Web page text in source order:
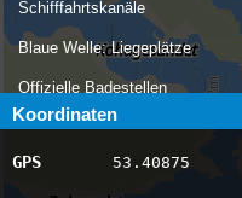
Schifffahrtskanäle
Blaue Welle: Liegeplätze
Offizielle Badestellen
Nachrichten Binnenschifffahrt
AIS-Schiffspositionen
Koordinaten
GPS 53.40875